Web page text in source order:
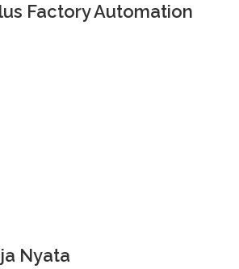
Factory Automation
Nyata